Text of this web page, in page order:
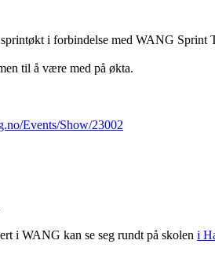
i forbindelse med WANG Sprint
til å være med på økta.
Events/Show/23002
i WANG kan se seg rundt på skolen i